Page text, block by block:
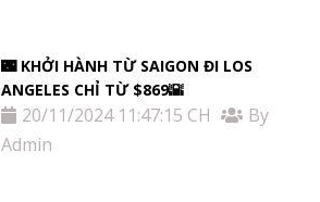
🌃 KHỞI HÀNH TỪ SAIGON ĐI LOS
ANGELES CHỈ TỪ $869🌇
20/11/2024 11:47:15 CH
By
Admin